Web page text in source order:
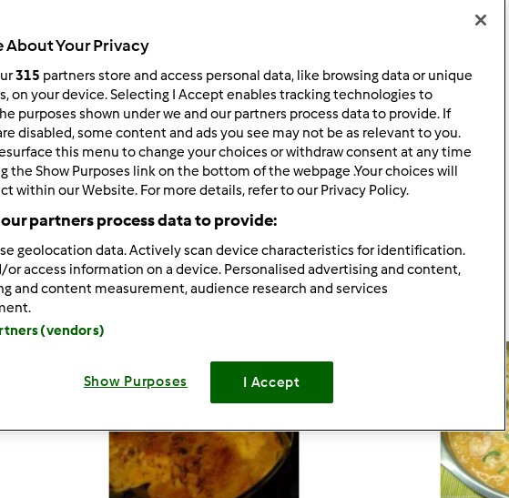
245
por página:
Ordenar por:
Predefinido
About Your Privacy
315 partners store and access personal data, like browsing data or unique
on your device. Selecting I Accept enables tracking technologies to
purposes shown under we and our partners process data to provide. If
disabled, some content and ads you see may not be as relevant to you.
this menu to change your choices or withdraw consent at any time
the Show Purposes link on the bottom of the webpage .Your choices will
within our Website. For more details, refer to our Privacy Policy.
partners process data to provide:
geolocation data. Actively scan device characteristics for identification.
or access information on a device. Personalised advertising and content,
and content measurement, audience research and services
(vendors)
Show Purposes I Accept